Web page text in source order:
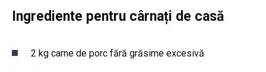
Ingrediente pentru cârnați de casă
2 kg carne de porc fără grăsime excesivă